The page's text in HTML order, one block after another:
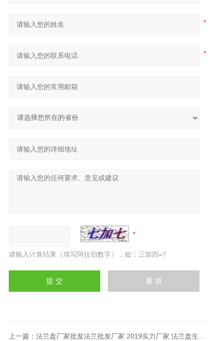
请输入计算结果（填写阿拉伯数字），如：三加四=7
上一篇： 法兰盘厂家批发法兰批发厂家 2019实力厂家 法兰盘生产厂家